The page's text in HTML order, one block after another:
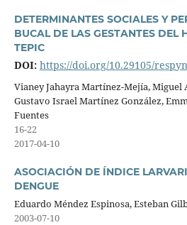
DETERMINANTES SOCIALES Y
BUCAL DE LAS GESTANTES DEL
TEPIC
DOI: https://doi.org/10.29105/
Vianey Jahayra Martínez-Mejía, Miguel
Gustavo Israel Martínez González,
Fuentes
16-22
2017-04-10
ASOCIACIÓN DE ÍNDICE
DENGUE
Eduardo Méndez Espinosa, Esteban
2003-07-10